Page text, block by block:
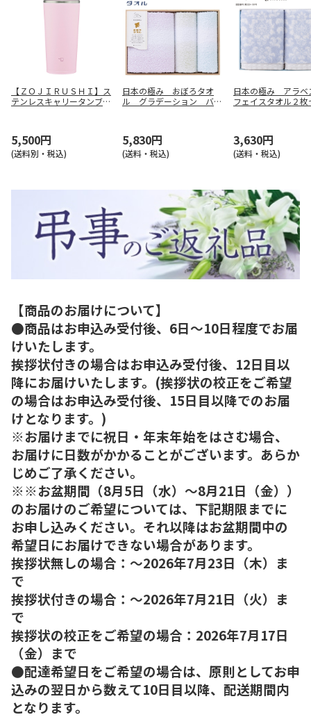
【ＺＯＪＩＲＵＳＨＩ】ス
テンレスキャリータンブラ
5,500円
(送料別・税込)
日本の極み おぼろタオ
ル グラデーション バ
5,830円
(送料・税込)
日本の極み アラ
フェイスタオル２枚
3,630円
(送料・税込)
【商品のお届けについて】
●商品はお申込み受付後、6日～10日程度でお届
けいたします。
挨拶状付きの場合はお申込み受付後、12日目以
降にお届けいたします。(挨拶状の校正をご希望
の場合はお申込み受付後、15日目以降でのお届
けとなります。)
※お届けまでに祝日・年末年始をはさむ場合、
お届けに日数がかかることがございます。あらか
じめご了承ください。
※※お盆期間（8月5日（水）～8月21日（金））
のお届けのご希望については、下記期限までに
お申し込みください。それ以降はお盆期間中の
希望日にお届けできない場合があります。
挨拶状無しの場合：～2026年7月23日（木）ま
で
挨拶状付きの場合：～2026年7月21日（火）ま
で
挨拶状の校正をご希望の場合：2026年7月17日
（金）まで
●配達希望日をご希望の場合は、原則としてお申
込みの翌日から数えて10日目以降、配送期間内
となります。